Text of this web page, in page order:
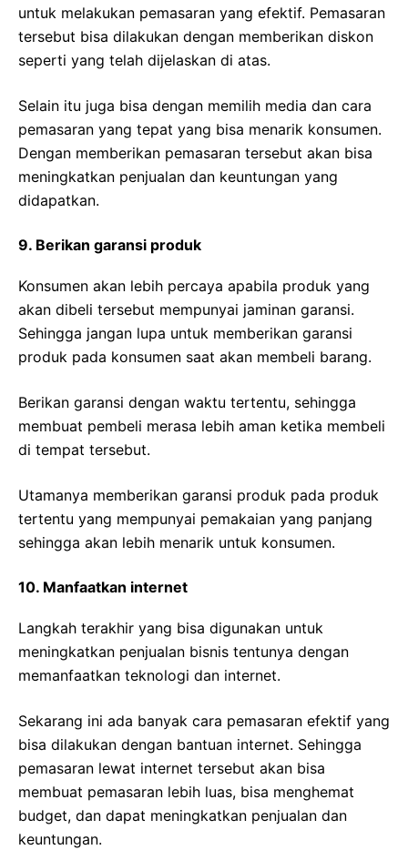
untuk melakukan pemasaran yang efektif. Pemasaran
tersebut bisa dilakukan dengan memberikan diskon
seperti yang telah dijelaskan di atas.
Selain itu juga bisa dengan memilih media dan cara
pemasaran yang tepat yang bisa menarik konsumen.
Dengan memberikan pemasaran tersebut akan bisa
meningkatkan penjualan dan keuntungan yang
didapatkan.
9. Berikan garansi produk
Konsumen akan lebih percaya apabila produk yang
akan dibeli tersebut mempunyai jaminan garansi.
Sehingga jangan lupa untuk memberikan garansi
produk pada konsumen saat akan membeli barang.
Berikan garansi dengan waktu tertentu, sehingga
membuat pembeli merasa lebih aman ketika membeli
di tempat tersebut.
Utamanya memberikan garansi produk pada produk
tertentu yang mempunyai pemakaian yang panjang
sehingga akan lebih menarik untuk konsumen.
10. Manfaatkan internet
Langkah terakhir yang bisa digunakan untuk
meningkatkan penjualan bisnis tentunya dengan
memanfaatkan teknologi dan internet.
Sekarang ini ada banyak cara pemasaran efektif yang
bisa dilakukan dengan bantuan internet. Sehingga
pemasaran lewat internet tersebut akan bisa
membuat pemasaran lebih luas, bisa menghemat
budget, dan dapat meningkatkan penjualan dan
keuntungan.